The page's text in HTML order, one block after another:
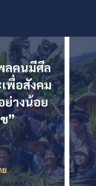
ลคนมีศีล
พื่อสังคม
างน้อย
”